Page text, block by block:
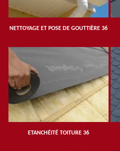
NETTOYAGE ET POSE DE GOUTTIÈRE 36
ETANCHÉITÉ TOITURE 36